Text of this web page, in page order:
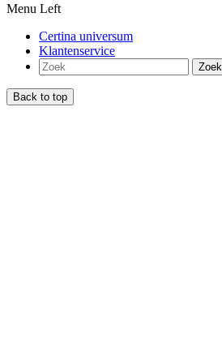
Menu Left
Certina universum
Klantenservice
Zoek
Back to top